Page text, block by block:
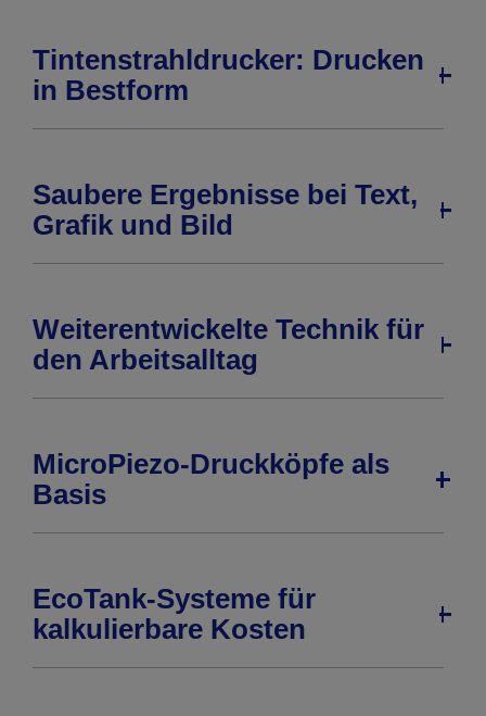
Tintenstrahldrucker: Drucken
in Bestform
Saubere Ergebnisse bei Text,
Grafik und Bild
Weiterentwickelte Technik für
den Arbeitsalltag
MicroPiezo-Druckköpfe als
Basis
EcoTank-Systeme für
kalkulierbare Kosten